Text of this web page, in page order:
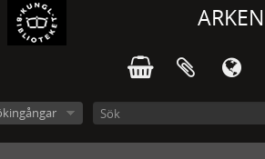
ARKEN